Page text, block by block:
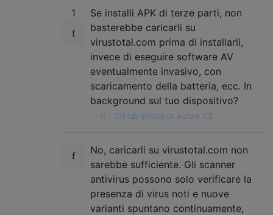
1
Se installi APK di terze parti, non
basterebbe caricarli su
virustotal.com prima di installarli,
invece di eseguire software AV
eventualmente invasivo, con
scaricamento della batteria, ecc. In
background sul tuo dispositivo?
R .. GitHub smette di aiutare ICE
No, caricarli su virustotal.com non
sarebbe sufficiente. Gli scanner
antivirus possono solo verificare la
presenza di virus noti e nuove
varianti spuntano continuamente,